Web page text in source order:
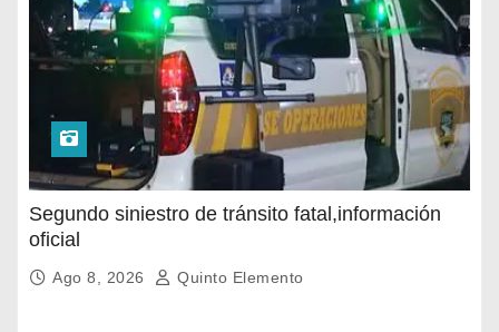
Segundo siniestro de tránsito fatal,información
oficial
Ago 8, 2026 Quinto Elemento